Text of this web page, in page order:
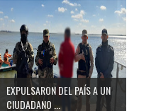
EXPULSARON DEL PAÍS A UN
CIUDADANO ...